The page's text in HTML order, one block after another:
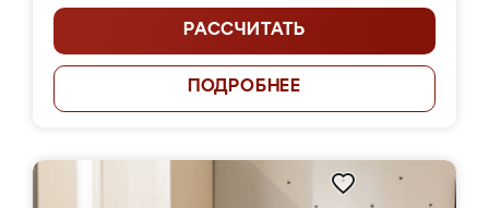
РАССЧИТАТЬ
ПОДРОБНЕЕ